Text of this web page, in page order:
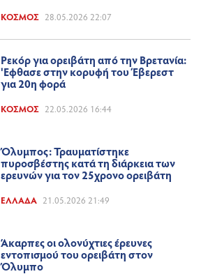
ΚΌΣΜΟΣ 28.05.2026 22:07
Ρεκόρ για ορειβάτη από την Βρετανία:
'Εφθασε στην κορυφή του Έβερεστ
για 20η φορά
ΚΌΣΜΟΣ 22.05.2026 16:44
Όλυμπος: Τραυματίστηκε
πυροσβέστης κατά τη διάρκεια των
ερευνών για τον 25χρονο ορειβάτη
ΕΛΛΆΔΑ 21.05.2026 21:49
Άκαρπες οι ολονύχτιες έρευνες
εντοπισμού του ορειβάτη στον
Όλυμπο